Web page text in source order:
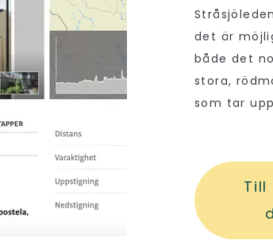
det är
både det
stora,
som tar
Till